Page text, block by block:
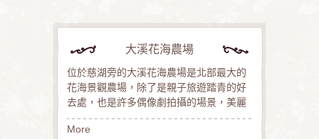
大溪花海農場
位於慈湖旁的大溪花海農場是北部最大的
花海景觀農場，除了是親子旅遊踏青的好
去處，也是許多偶像劇拍攝的場景，美麗
More